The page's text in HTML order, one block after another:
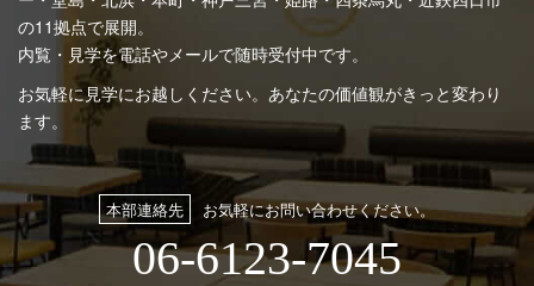
の11拠点で展開。
内覧・見学を電話やメールで随時受付中です。
お気軽に見学にお越しください。あなたの価値観がきっと変わり
ます。
本部連絡先 お気軽にお問い合わせください。
06-6123-7045